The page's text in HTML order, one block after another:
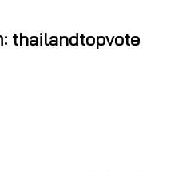
thailandtopvote